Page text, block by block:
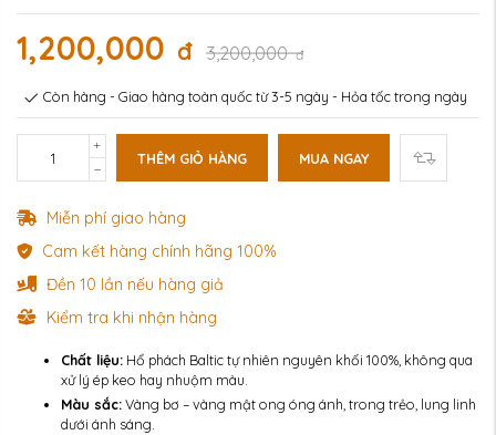
1,200,000 đ 3,200,000đ
Còn hàng - Giao hàng toàn quốc từ 3-5 ngày - Hỏa tốc trong ngày
THÊM GIỎ HÀNG MUA NGAY
Miễn phí giao hàng
Cam kết hàng chính hãng 100%
Đền 10 lần nếu hàng giả
Kiểm tra khi nhận hàng
Chất liệu: Hổ phách Baltic tự nhiên nguyên khối 100%, không qua
xử lý ép keo hay nhuộm màu.
Màu sắc:Vàng bơ – vàng mật ong óng ánh, trong trẻo, lung linh
dưới ánh sáng.